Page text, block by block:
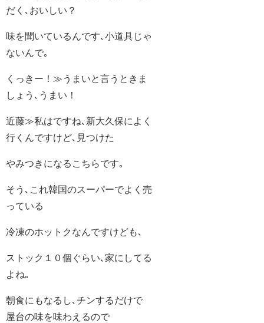
だく､おいしい？
味を聞いているんです､小道具じゃ
ないんで｡
くっきー！≫うまいと言うときま
しょう､うまい！
近藤≫私はですね､新大久保によく
行くんですけど､見つけた
やみつきになるこちらです｡
そう､これ韓国のスーパーでよく売
っている
冷凍のホットクなんですけども､
ストック１０個ぐらい､家にしてる
よね｡
朝食にもなるし､チンするだけで
屋台の味を味わえるので